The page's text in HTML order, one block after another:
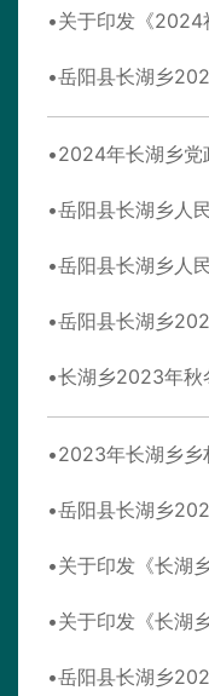
岳阳县长湖乡
长湖乡2023年秋
岳阳县长湖乡